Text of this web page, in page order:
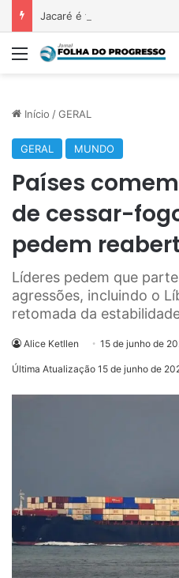
Jacaré é flagrado
Menu
Início /GERAL
GERAL MUNDO
Países
de cessar-
pedem
Líderes pedem que
agressões, incluindo o
retomada da
Alice Ketllen 15 de junho de
Última Atualização 15 de junho de